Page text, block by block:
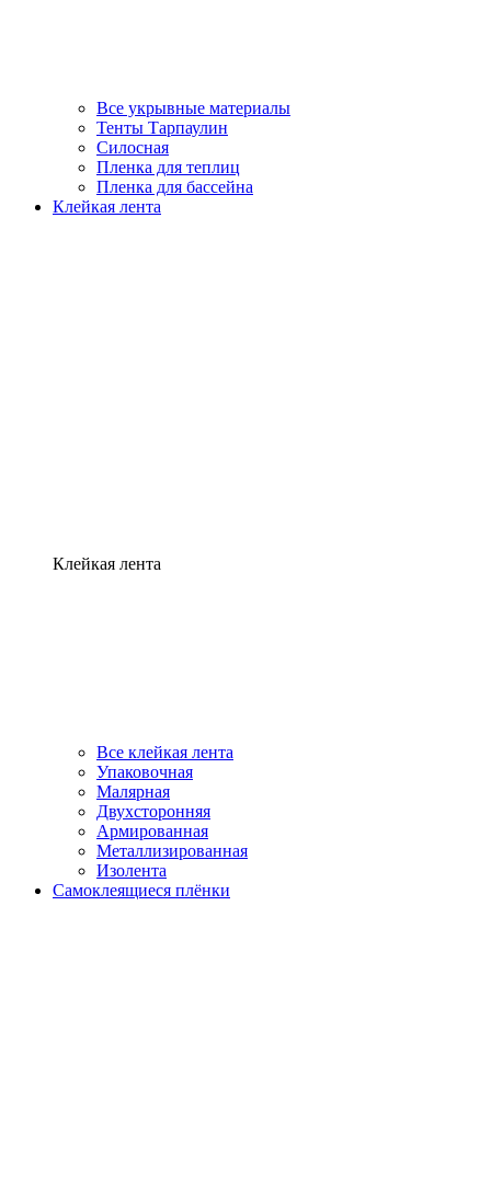
Все укрывные материалы
Тенты Тарпаулин
Силосная
Пленка для теплиц
Пленка для бассейна
Клейкая лента
Клейкая лента
Все клейкая лента
Упаковочная
Малярная
Двухсторонняя
Армированная
Металлизированная
Изолента
Самоклеящиеся плёнки